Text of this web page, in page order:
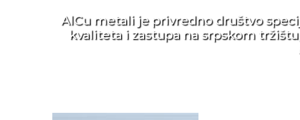
AlCu metali je privredno društvo
kvaliteta i zastupa na srpskom